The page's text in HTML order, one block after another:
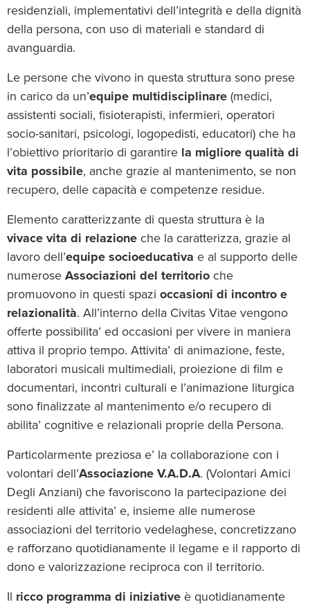
residenziali, implementativi dell’integrità e della dignità
della persona, con uso di materiali e standard di
avanguardia.
Le persone che vivono in questa struttura sono prese
in carico da un’equipe multidisciplinare (medici,
assistenti sociali, fisioterapisti, infermieri, operatori
socio-sanitari, psicologi, logopedisti, educatori) che ha
l’obiettivo prioritario di garantire la migliore qualità di
vita possibile, anche grazie al mantenimento, se non
recupero, delle capacità e competenze residue.
Elemento caratterizzante di questa struttura è la
vivace vita di relazione che la caratterizza, grazie al
lavoro dell’equipe socioeducativa e al supporto delle
numerose Associazioni del territorio che
promuovono in questi spazi occasioni di incontro e
relazionalità. All’interno della Civitas Vitae vengono
offerte possibilita’ ed occasioni per vivere in maniera
attiva il proprio tempo. Attivita’ di animazione, feste,
laboratori musicali multimediali, proiezione di film e
documentari, incontri culturali e l’animazione liturgica
sono finalizzate al mantenimento e/o recupero di
abilita’ cognitive e relazionali proprie della Persona.
Particolarmente preziosa e’ la collaborazione con i
volontari dell’Associazione V.A.D.A. (Volontari Amici
Degli Anziani) che favoriscono la partecipazione dei
residenti alle attivita’ e, insieme alle numerose
associazioni del territorio vedelaghese, concretizzano
e rafforzano quotidianamente il legame e il rapporto di
dono e valorizzazione reciproca con il territorio.
Il ricco programma di iniziative è quotidianamente